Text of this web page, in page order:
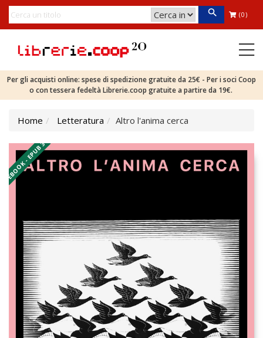
(0)
Per gli acquisti online: spese di spedizione gratuite da 25€ - Per i soci Coop
o con tessera fedeltà Librerie.coop gratuite a partire da 19€.
Home Letteratura Altro l'anima cerca
EBOOK - EPUB 3